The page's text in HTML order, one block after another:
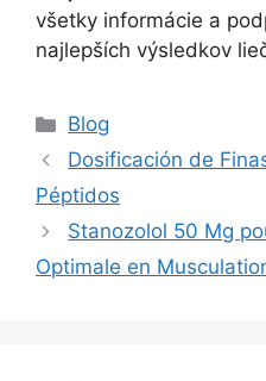
všetky informácie a
najlepších výsledkov
Blog
Dosificación de
Péptidos
Stanozolol 50 Mg
Optimale en